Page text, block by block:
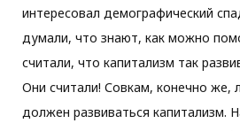
интересовал демографический
думали, что знают, как можно
считали, что капитализм так
Они считали! Совкам, конечно же,
должен развиваться капитализм.